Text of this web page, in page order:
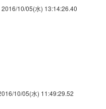
2016/10/05(水) 13:14:26.40
10/05(水) 11:49:29.52